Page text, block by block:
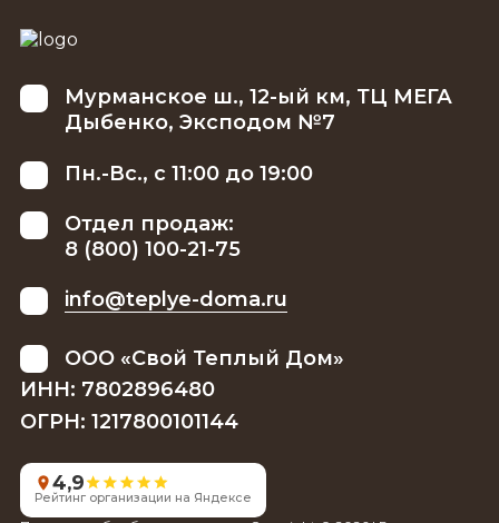
Мурманское ш., 12-ый км, ТЦ МЕГА
Дыбенко, Эксподом №7
Пн.-Вс., с 11:00 до 19:00
Отдел продаж:
8 (800) 100-21-75
info@teplye-doma.ru
ООО «Свой Теплый Дом»
ИНН: 7802896480
ОГРН: 1217800101144
4,9
Рейтинг организации на Яндексе